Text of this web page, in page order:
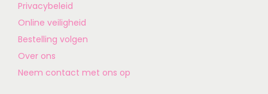
Privacybeleid
Online veiligheid
Bestelling volgen
Over ons
Neem contact met ons op